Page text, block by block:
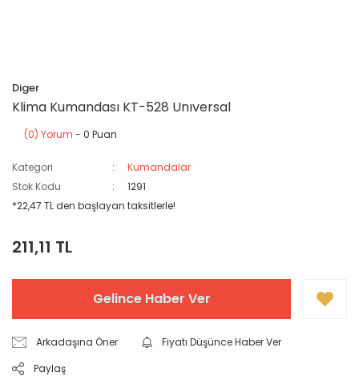
Diger
Klima Kumandası KT-528 Unıversal
(0) Yorum - 0 Puan
Kategori
Kumandalar
Stok Kodu
1291
*22,47 TL den başlayan taksitlerle!
211,11 TL
Gelince Haber Ver
Arkadaşına Öner
Fiyatı Düşünce Haber Ver
Paylaş